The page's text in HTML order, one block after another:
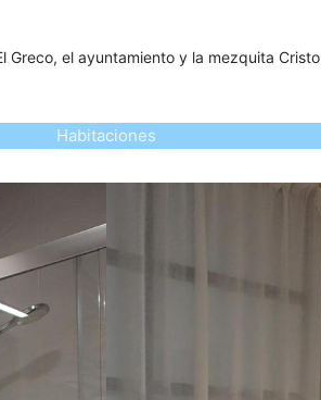
el ayuntamiento y la mezquita
Habitaciones